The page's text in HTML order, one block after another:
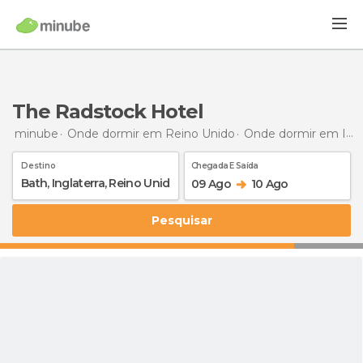
The Radstock Hotel
minube Onde dormir em Reino Unido Onde dormir em Inglaterra
Destino Chegada E Saída
09 Ago 10 Ago
Pesquisar